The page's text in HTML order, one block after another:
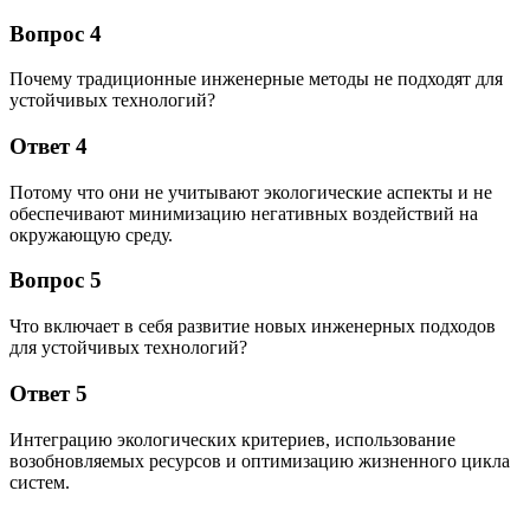
Вопрос 4
Почему традиционные инженерные методы не подходят для
устойчивых технологий?
Ответ 4
Потому что они не учитывают экологические аспекты и не
обеспечивают минимизацию негативных воздействий на
окружающую среду.
Вопрос 5
Что включает в себя развитие новых инженерных подходов
для устойчивых технологий?
Ответ 5
Интеграцию экологических критериев, использование
возобновляемых ресурсов и оптимизацию жизненного цикла
систем.